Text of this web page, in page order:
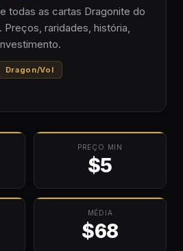
todas as cartas Dragonite do
Preços, raridades, história,
Dragon/Vol
PREÇO MIN
$5
MÉDIA
$68